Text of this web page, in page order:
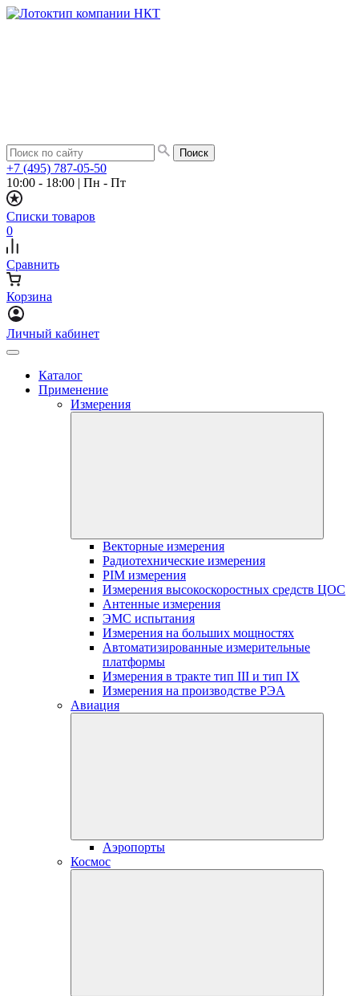
+7 (495) 787-05-50
10:00 - 18:00 | Пн - Пт
Списки товаров
0
Сравнить
Корзина
Личный кабинет
Каталог
Применение
Измерения
Векторные измерения
Радиотехнические измерения
PIM измерения
Измерения высокоскоростных средств ЦОС
Антенные измерения
ЭМС испытания
Измерения на больших мощностях
Автоматизированные измерительные
платформы
Измерения в тракте тип III и тип IX
Измерения на производстве РЭА
Авиация
Аэропорты
Космос